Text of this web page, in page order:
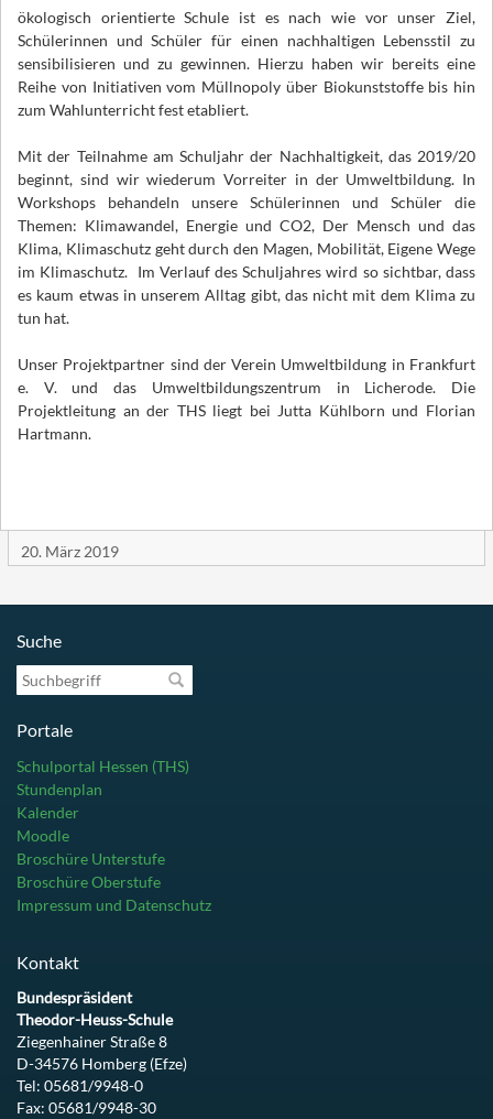
ökologisch orientierte Schule ist es nach wie vor unser Ziel,
Schülerinnen und Schüler für einen nachhaltigen Lebensstil zu
sensibilisieren und zu gewinnen. Hierzu haben wir bereits eine
Reihe von Initiativen vom Müllnopoly über Biokunststoffe bis hin
zum Wahlunterricht fest etabliert.
Mit der Teilnahme am Schuljahr der Nachhaltigkeit, das 2019/20
beginnt, sind wir wiederum Vorreiter in der Umweltbildung. In
Workshops behandeln unsere Schülerinnen und Schüler die
Themen: Klimawandel, Energie und CO2, Der Mensch und das
Klima, Klimaschutz geht durch den Magen, Mobilität, Eigene Wege
im Klimaschutz. Im Verlauf des Schuljahres wird so sichtbar, dass
es kaum etwas in unserem Alltag gibt, das nicht mit dem Klima zu
tun hat.
Unser Projektpartner sind der Verein Umweltbildung in Frankfurt
e. V. und das Umweltbildungszentrum in Licherode. Die
Projektleitung an der THS liegt bei Jutta Kühlborn und Florian
Hartmann.
20. März 2019
Suche
Suchbegriff
Portale
Schulportal Hessen (THS)
Stundenplan
Kalender
Moodle
Broschüre Unterstufe
Broschüre Oberstufe
Impressum und Datenschutz
Kontakt
Bundespräsident
Theodor-Heuss-Schule
Ziegenhainer Straße 8
D-34576 Homberg (Efze)
Tel: 05681/9948-0
Fax: 05681/9948-30